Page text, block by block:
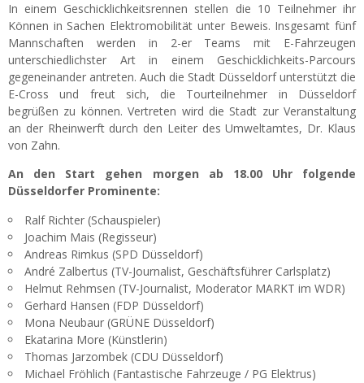
In einem Geschicklichkeitsrennen stellen die 10 Teilnehmer ihr
Können in Sachen Elektromobilität unter Beweis. Insgesamt fünf
Mannschaften werden in 2-er Teams mit E-Fahrzeugen
unterschiedlichster Art in einem Geschicklichkeits-Parcours
gegeneinander antreten. Auch die Stadt Düsseldorf unterstützt die
E-Cross und freut sich, die Tourteilnehmer in Düsseldorf
begrüßen zu können. Vertreten wird die Stadt zur Veranstaltung
an der Rheinwerft durch den Leiter des Umweltamtes, Dr. Klaus
von Zahn.
An den Start gehen morgen ab 18.00 Uhr folgende
Düsseldorfer Prominente:
Ralf Richter (Schauspieler)
Joachim Mais (Regisseur)
Andreas Rimkus (SPD Düsseldorf)
André Zalbertus (TV-Journalist, Geschäftsführer Carlsplatz)
Helmut Rehmsen (TV-Journalist, Moderator MARKT im WDR)
Gerhard Hansen (FDP Düsseldorf)
Mona Neubaur (GRÜNE Düsseldorf)
Ekatarina More (Künstlerin)
Thomas Jarzombek (CDU Düsseldorf)
Michael Fröhlich (Fantastische Fahrzeuge / PG Elektrus)